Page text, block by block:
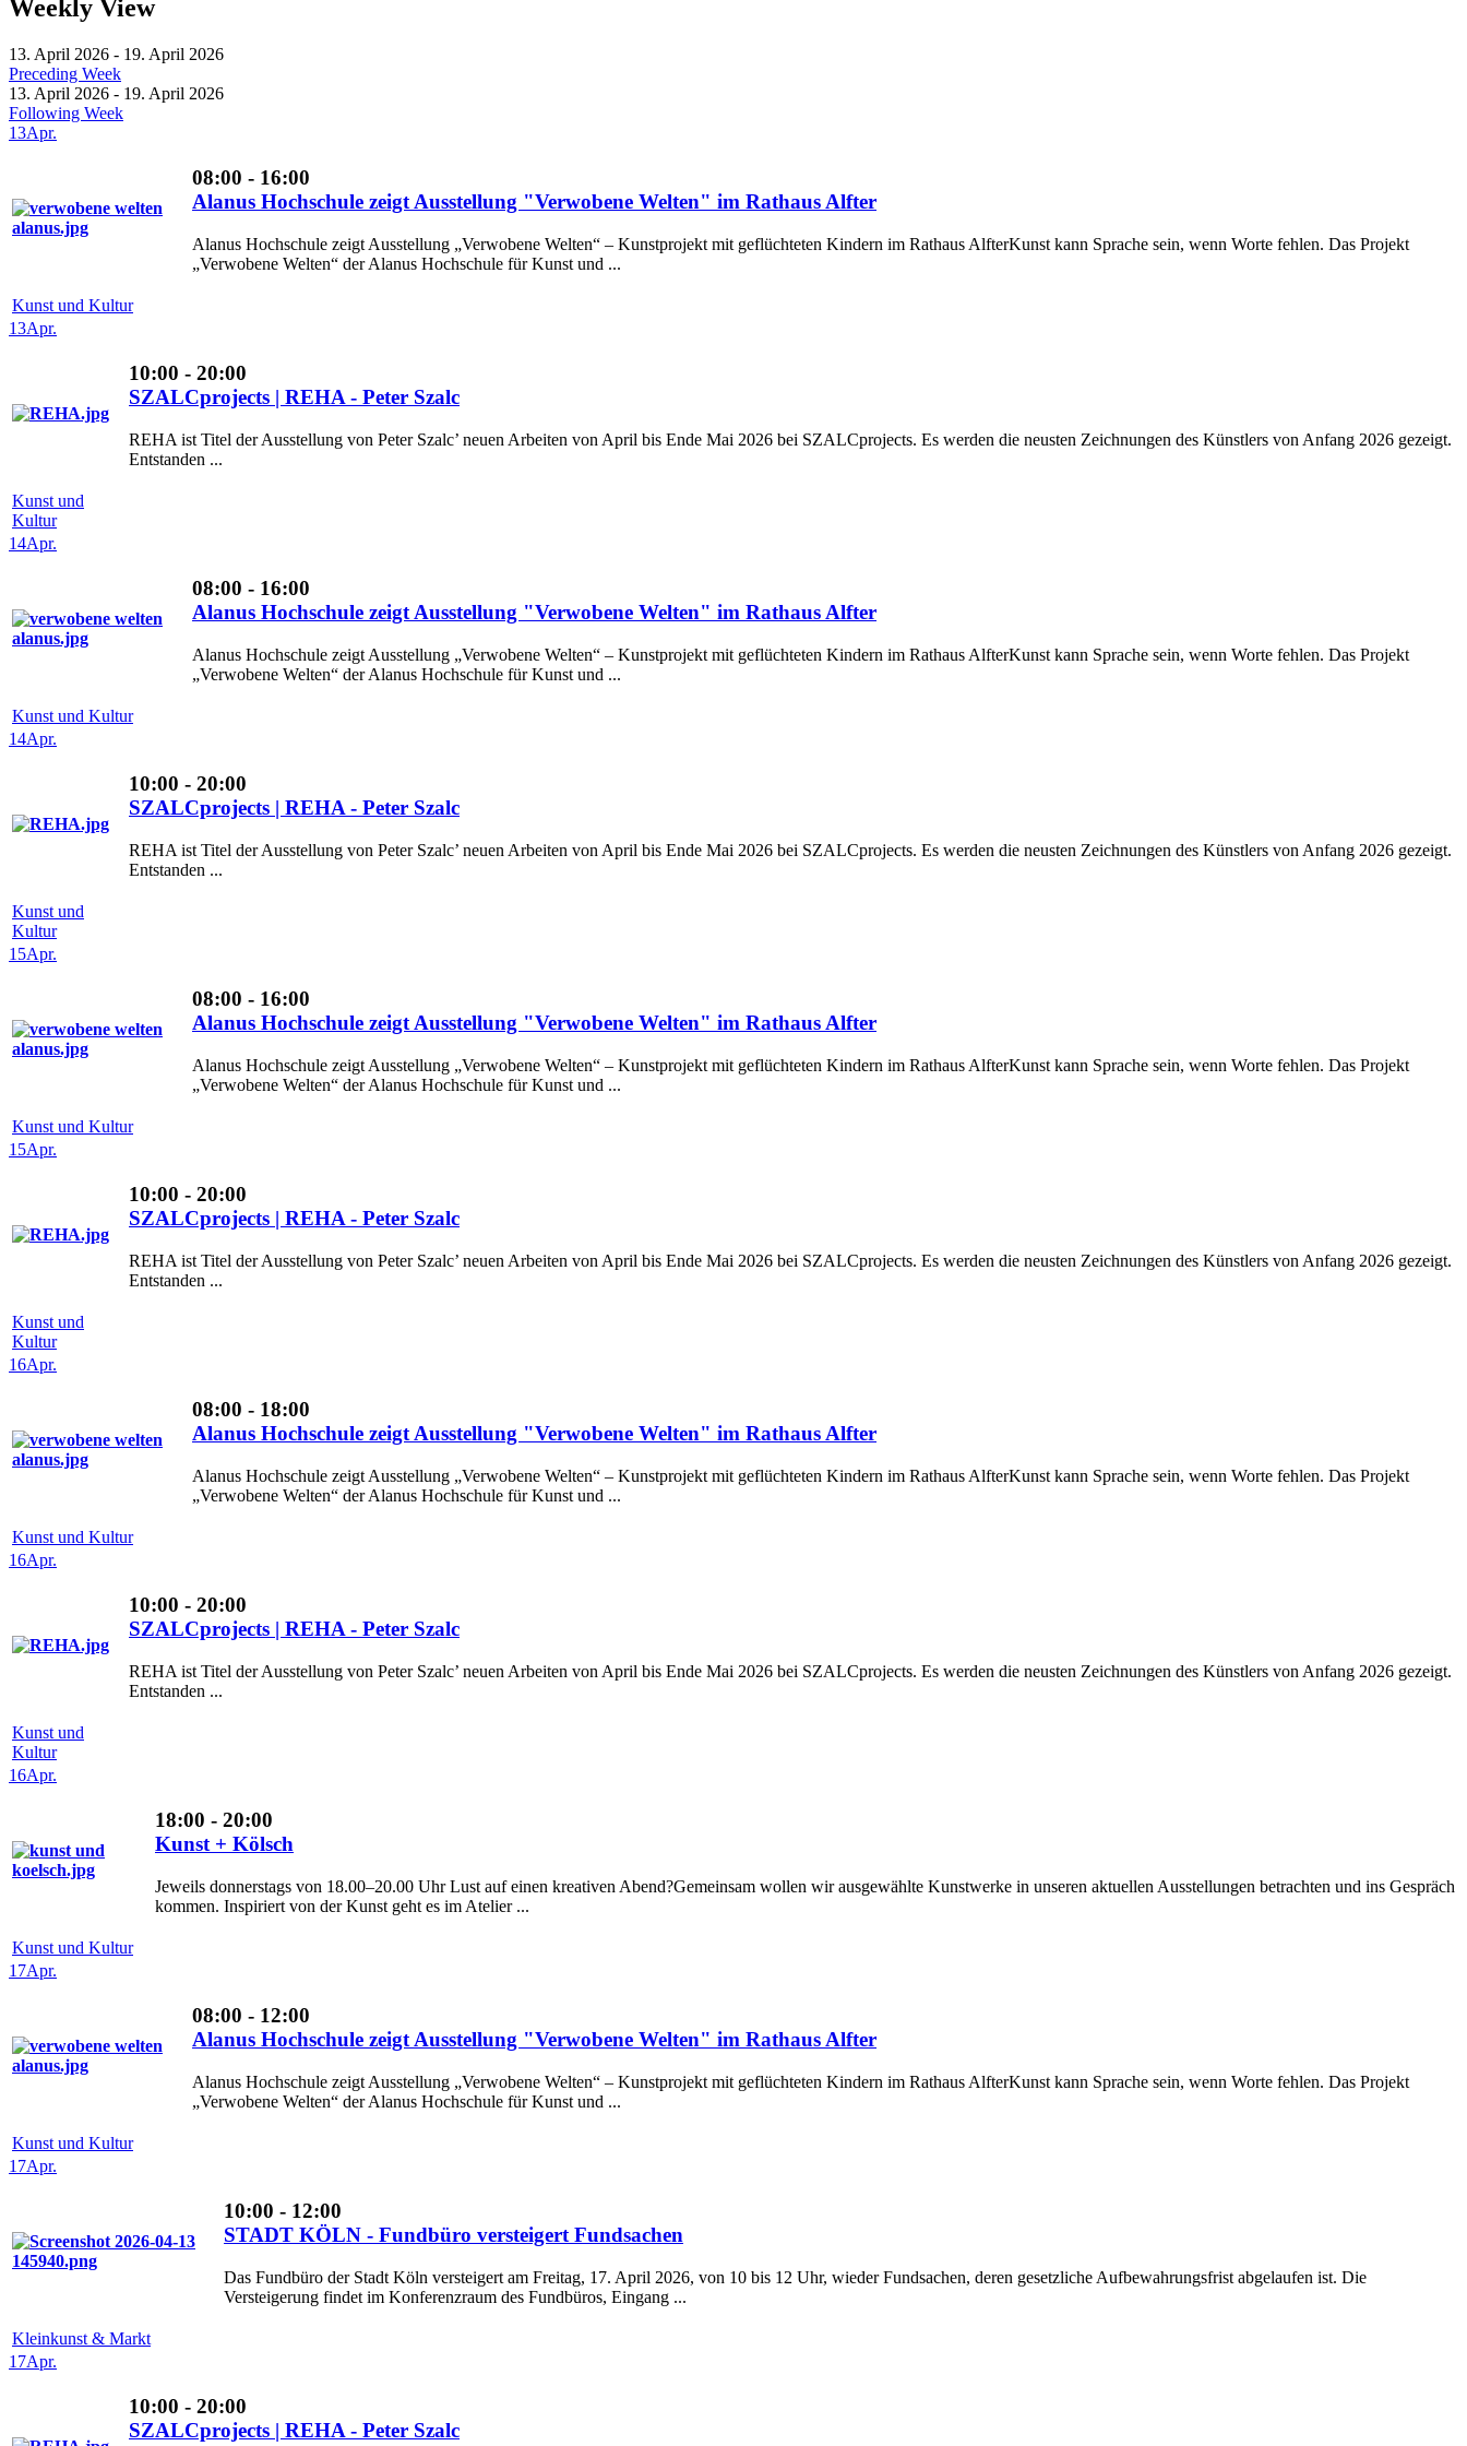
Weekly View
13. April 2026 - 19. April 2026
Preceding Week
13. April 2026 - 19. April 2026
Following Week
13Apr.
08:00 - 16:00
Alanus Hochschule zeigt Ausstellung "Verwobene Welten" im Rathaus Alfter
Alanus Hochschule zeigt Ausstellung „Verwobene Welten“ – Kunstprojekt mit geflüchteten Kindern im Rathaus AlfterKunst kann Sprache sein, wenn Worte fehlen. Das Projekt
„Verwobene Welten“ der Alanus Hochschule für Kunst und ...
Kunst und Kultur
13Apr.
10:00 - 20:00
SZALCprojects | REHA - Peter Szalc
REHA ist Titel der Ausstellung von Peter Szalc’ neuen Arbeiten von April bis Ende Mai 2026 bei SZALCprojects. Es werden die neusten Zeichnungen des Künstlers von Anfang 2026 gezeigt.
Entstanden ...
Kunst und
Kultur
14Apr.
08:00 - 16:00
Alanus Hochschule zeigt Ausstellung "Verwobene Welten" im Rathaus Alfter
Alanus Hochschule zeigt Ausstellung „Verwobene Welten“ – Kunstprojekt mit geflüchteten Kindern im Rathaus AlfterKunst kann Sprache sein, wenn Worte fehlen. Das Projekt
„Verwobene Welten“ der Alanus Hochschule für Kunst und ...
Kunst und Kultur
14Apr.
10:00 - 20:00
SZALCprojects | REHA - Peter Szalc
REHA ist Titel der Ausstellung von Peter Szalc’ neuen Arbeiten von April bis Ende Mai 2026 bei SZALCprojects. Es werden die neusten Zeichnungen des Künstlers von Anfang 2026 gezeigt.
Entstanden ...
Kunst und
Kultur
15Apr.
08:00 - 16:00
Alanus Hochschule zeigt Ausstellung "Verwobene Welten" im Rathaus Alfter
Alanus Hochschule zeigt Ausstellung „Verwobene Welten“ – Kunstprojekt mit geflüchteten Kindern im Rathaus AlfterKunst kann Sprache sein, wenn Worte fehlen. Das Projekt
„Verwobene Welten“ der Alanus Hochschule für Kunst und ...
Kunst und Kultur
15Apr.
10:00 - 20:00
SZALCprojects | REHA - Peter Szalc
REHA ist Titel der Ausstellung von Peter Szalc’ neuen Arbeiten von April bis Ende Mai 2026 bei SZALCprojects. Es werden die neusten Zeichnungen des Künstlers von Anfang 2026 gezeigt.
Entstanden ...
Kunst und
Kultur
16Apr.
08:00 - 18:00
Alanus Hochschule zeigt Ausstellung "Verwobene Welten" im Rathaus Alfter
Alanus Hochschule zeigt Ausstellung „Verwobene Welten“ – Kunstprojekt mit geflüchteten Kindern im Rathaus AlfterKunst kann Sprache sein, wenn Worte fehlen. Das Projekt
„Verwobene Welten“ der Alanus Hochschule für Kunst und ...
Kunst und Kultur
16Apr.
10:00 - 20:00
SZALCprojects | REHA - Peter Szalc
REHA ist Titel der Ausstellung von Peter Szalc’ neuen Arbeiten von April bis Ende Mai 2026 bei SZALCprojects. Es werden die neusten Zeichnungen des Künstlers von Anfang 2026 gezeigt.
Entstanden ...
Kunst und
Kultur
16Apr.
18:00 - 20:00
Kunst + Kölsch
Jeweils donnerstags von 18.00–20.00 Uhr Lust auf einen kreativen Abend?Gemeinsam wollen wir ausgewählte Kunstwerke in unseren aktuellen Ausstellungen betrachten und ins Gespräch
kommen. Inspiriert von der Kunst geht es im Atelier ...
Kunst und Kultur
17Apr.
08:00 - 12:00
Alanus Hochschule zeigt Ausstellung "Verwobene Welten" im Rathaus Alfter
Alanus Hochschule zeigt Ausstellung „Verwobene Welten“ – Kunstprojekt mit geflüchteten Kindern im Rathaus AlfterKunst kann Sprache sein, wenn Worte fehlen. Das Projekt
„Verwobene Welten“ der Alanus Hochschule für Kunst und ...
Kunst und Kultur
17Apr.
10:00 - 12:00
STADT KÖLN - Fundbüro versteigert Fundsachen
Das Fundbüro der Stadt Köln versteigert am Freitag, 17. April 2026, von 10 bis 12 Uhr, wieder Fundsachen, deren gesetzliche Aufbewahrungsfrist abgelaufen ist. Die
Versteigerung findet im Konferenzraum des Fundbüros, Eingang ...
Kleinkunst & Markt
17Apr.
10:00 - 20:00
SZALCprojects | REHA - Peter Szalc